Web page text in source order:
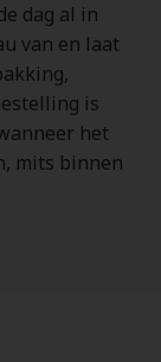
dag al in
van en laat
is
het
mits binnen